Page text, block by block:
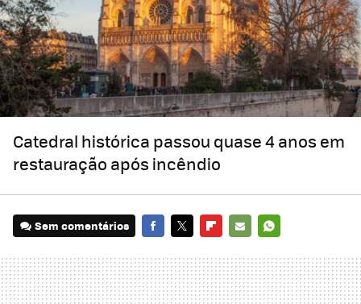
Catedral histórica passou quase 4 anos em
restauração após incêndio
Sem comentários
MAIL